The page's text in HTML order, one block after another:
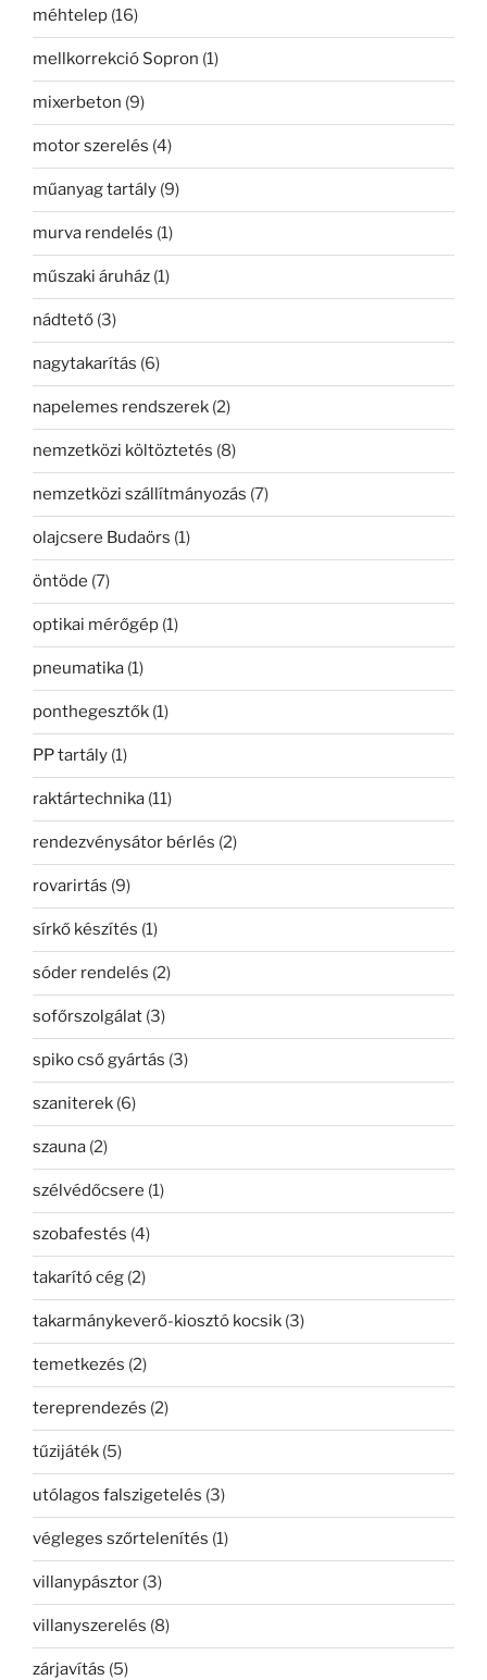
méhtelep (16)
mellkorrekció Sopron (1)
mixerbeton (9)
motor szerelés (4)
műanyag tartály (9)
murva rendelés (1)
műszaki áruház (1)
nádtető (3)
nagytakarítás (6)
napelemes rendszerek (2)
nemzetközi költöztetés (8)
nemzetközi szállítmányozás (7)
olajcsere Budaörs (1)
öntöde (7)
optikai mérőgép (1)
pneumatika (1)
ponthegesztők (1)
PP tartály (1)
raktártechnika (11)
rendezvénysátor bérlés (2)
rovarirtás (9)
sírkő készítés (1)
sóder rendelés (2)
sofőrszolgálat (3)
spiko cső gyártás (3)
szaniterek (6)
szauna (2)
szélvédőcsere (1)
szobafestés (4)
takarító cég (2)
takarmánykeverő-kiosztó kocsik (3)
temetkezés (2)
tereprendezés (2)
tűzijáték (5)
utólagos falszigetelés (3)
végleges szőrtelenítés (1)
villanypásztor (3)
villanyszerelés (8)
zárjavítás (5)